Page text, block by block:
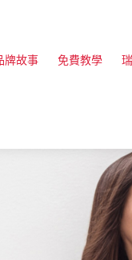
牌故事 免費教學